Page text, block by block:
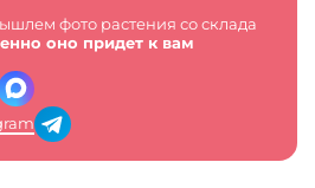
фото растения со склада
оно придет к вам